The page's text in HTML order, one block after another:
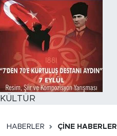
KÜLTÜR
HABERLER ÇINE HABERLERI